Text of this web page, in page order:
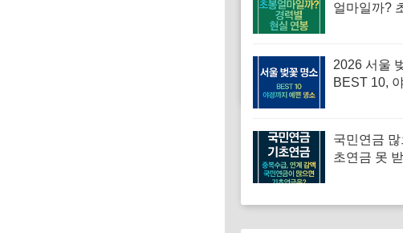
얼마일까?
2026 서울
BEST 10,
국민연금
초연금 못